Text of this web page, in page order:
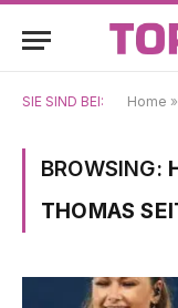
SIE SIND BEI: Home »
BROWSING:
THOMAS